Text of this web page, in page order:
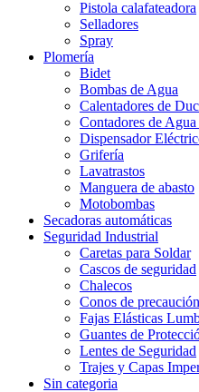
Pistola calafateadora
Selladores
Spray
Plomería
Bidet
Bombas de Agua
Calentadores de
Contadores de
Dispensador
Grifería
Lavatrastos
Manguera de abasto
Motobombas
Secadoras automáticas
Seguridad Industrial
Caretas para Soldar
Cascos de seguridad
Chalecos
Conos de
Fajas Elásticas
Guantes de
Lentes de Seguridad
Trajes y Capas
Sin categoria